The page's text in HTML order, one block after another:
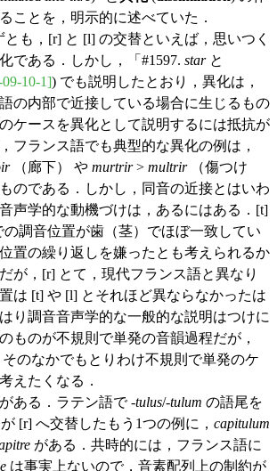
ことを，明示的に述べていた．
も，[r] と [l] の交替といえば，思いつく
である．しかし，「#1597. starと
09-10-1]) でも説明したとおり，異化は，
の内部で近接している場合に生じるもの
ケースを異化として説明するには抵抗が
フランス語でも典型的な異化の例は，
（廊下） や murtrir> multrir（傷つけ
のである．しかし，同音の近接とはいわ
声学的な動機づけは，あるにはある．[t]
の調音位置が歯（茎）でほぼ一致してい
置の繰り返しを嫌ったとも考えられるか
が，[r] とて，現代フランス語と異なり
は [t] や [l] とそれほど異ならなかったは
り調音音声学的な一般的な説明はつけに
ものが不規則で単発の音韻過程だが，
そのなかでもとりわけ不規則で単発のケ
えたくなる．
ある．ラテン語で -tulus/-tulum の語尾を
[r] へ交替したもう1つの例に， capitulum
がある．共時的には，フランス語に
は事実上ないので，音素配列上の制約が